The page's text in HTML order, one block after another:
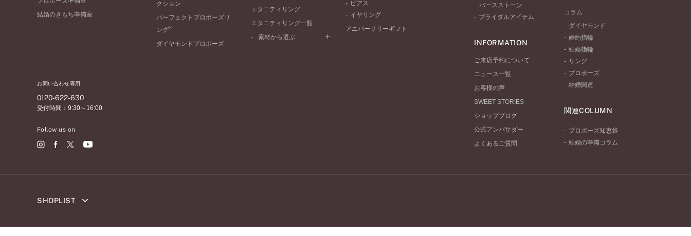
結婚のきもち準備室
お問い合わせ専用
0120-622-630
受付時間：9:30～16:00
Follow us on
クション
パーフェクトプロポーズリ
ング®
ダイヤモンドプロポーズ
プラチナ
ペールブラウンゴールド
エタニティリング
エタニティリング一覧
素材から選ぶ
ピアス
イヤリング
アニバーサリーギフト
バースストーン
ブライダルアイテム
INFORMATION
ご来店予約について
ニュース一覧
お客様の声
SWEET STORIES
ショップブログ
公式アンバサダー
よくあるご質問
コラム
ダイヤモンド
婚約指輪
結婚指輪
リング
プロポーズ
結婚関連
関連COLUMN
プロポーズ知恵袋
結婚の準備コラム
SHOPLIST
北海道 札幌店 函館店 取扱店)エヴァンスブライダル 旭川本店 関西 なんばパークス店 梅田茶屋町店 梅田ハービスENT店 近鉄あべのハルカ